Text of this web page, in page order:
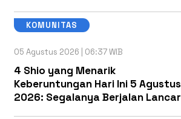
KOMUNITAS
05 Agustus 2026 | 06:37 WIB
4 Shio yang Menarik
Keberuntungan Hari Ini 5 Agustus
2026: Segalanya Berjalan Lancar